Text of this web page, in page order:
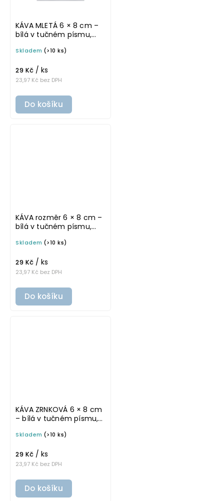
KÁVA MLETÁ 6 × 8 cm –
bílá v tučném písmu,
na potravinové dózy
Skladem (>10 ks)
23,97 Kč bez DPH
29 Kč / ks
Do košíku
KÁVA rozměr 6 × 8 cm –
bílá v tučném písmu,
na potravinové dózy
Skladem (>10 ks)
23,97 Kč bez DPH
29 Kč / ks
Do košíku
KÁVA ZRNKOVÁ 6 × 8 cm
– bílá v tučném písmu,
na potravinové dózy
Skladem (>10 ks)
23,97 Kč bez DPH
29 Kč / ks
Do košíku